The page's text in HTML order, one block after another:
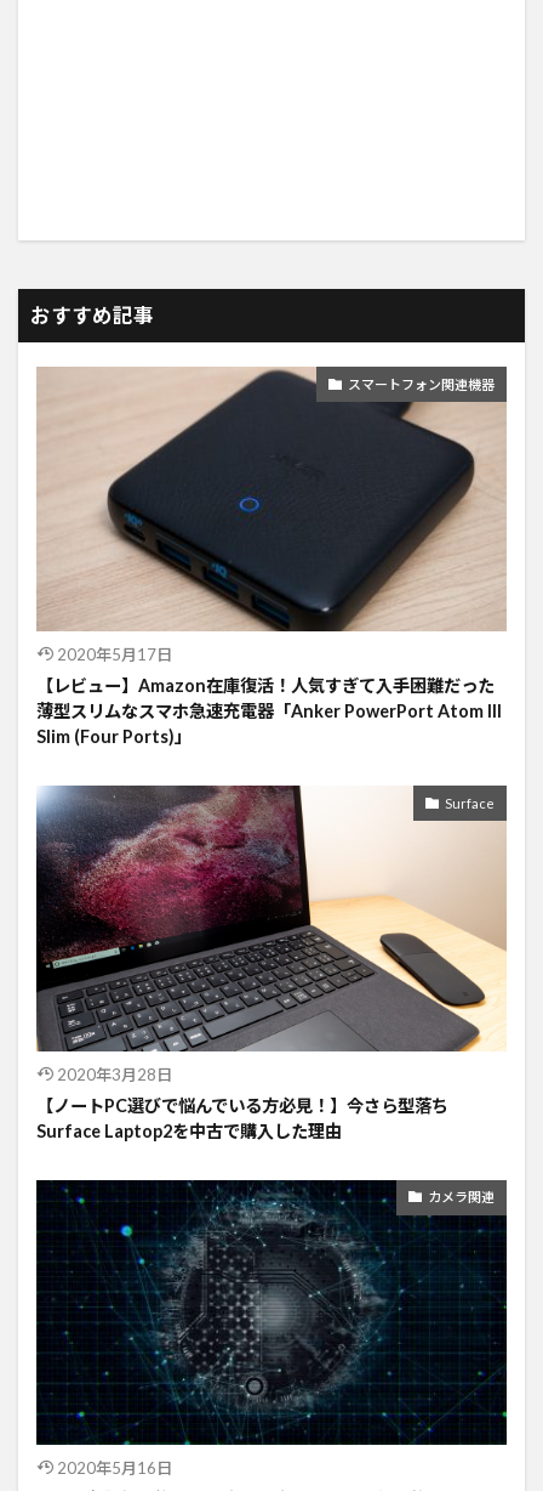
おすすめ記事
スマートフォン関連機器
2020年5月17日
【レビュー】Amazon在庫復活！人気すぎて入手困難だった
薄型スリムなスマホ急速充電器「Anker PowerPort Atom III
Slim (Four Ports)」
Surface
2020年3月28日
【ノートPC選びで悩んでいる方必見！】今さら型落ち
Surface Laptop2を中古で購入した理由
カメラ関連
2020年5月16日